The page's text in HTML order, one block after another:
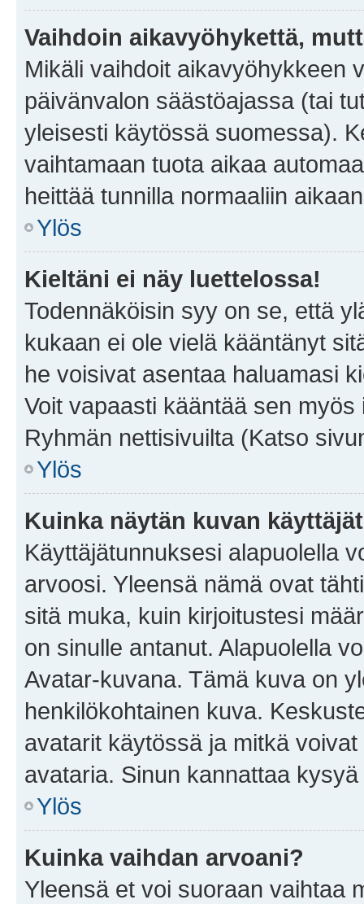
Vaihdoin aikavyöhykettä,
Mikäli vaihdoit aikavyöhykkeen
päivänvalon säästöajassa (tai
yleisesti käytössä suomessa).
vaihtamaan tuota aikaa
heittää tunnilla normaaliin
Ylös
Kieltäni ei näy luettelossa!
Todennäköisin syy on se, että
kukaan ei ole vielä kääntänyt
he voisivat asentaa haluamasi
Voit vapaasti kääntää sen
Ryhmän nettisivuilta (Katso
Ylös
Kuinka näytän kuvan
Käyttäjätunnuksesi alapuolella
arvoosi. Yleensä nämä ovat
sitä muka, kuin kirjoitustesi
on sinulle antanut. Alapuolella
Avatar-kuvana. Tämä kuva on
henkilökohtainen kuva.
avatarit käytössä ja mitkä
avataria. Sinun kannattaa
Ylös
Kuinka vaihdan arvoani?
Yleensä et voi suoraan vaihtaa